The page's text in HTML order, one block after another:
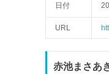
日付
URL
赤池まさあ